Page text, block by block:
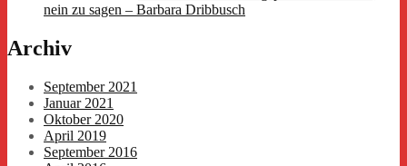
nein zu sagen – Barbara Dribbusch
Archiv
September 2021
Januar 2021
Oktober 2020
April 2019
September 2016